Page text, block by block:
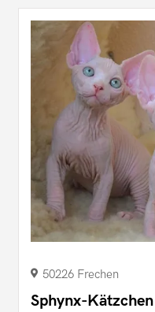
50226 Frechen
Sphynx-